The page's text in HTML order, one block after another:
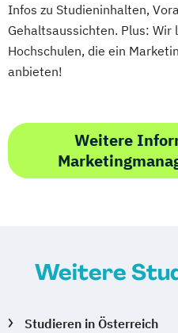
Infos zu Studieninhalten,
Gehaltsaussichten. Plus: Wir
Hochschulen, die ein
anbieten!
Weitere
Weitere
Studieren in Österreich